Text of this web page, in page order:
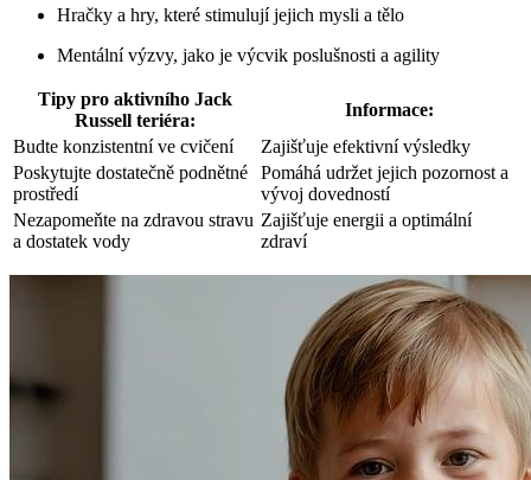
Hračky a hry, které stimulují jejich mysli a tělo
Mentální výzvy, jako je výcvik poslušnosti a agility
Tipy pro aktivního Jack
Russell teriéra:
Informace:
Budte konzistentní ve cvičení
Zajišťuje efektivní výsledky
Poskytujte dostatečně podnětné
prostředí
Pomáhá udržet jejich pozornost a
vývoj dovedností
Nezapomeňte na zdravou stravu
a dostatek vody
Zajišťuje energii a optimální
zdraví